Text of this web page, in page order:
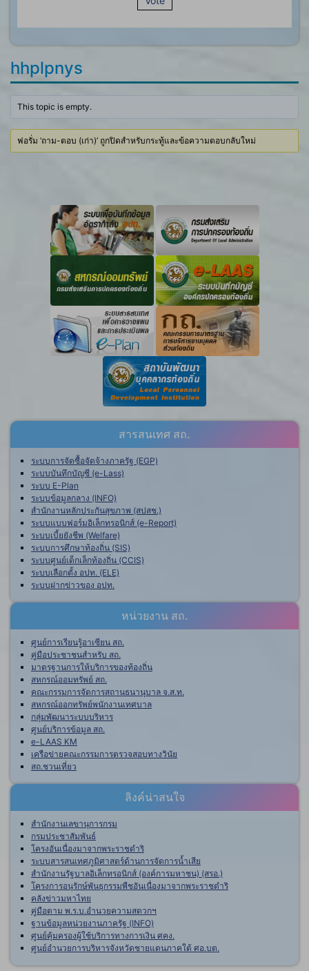
hhplpnys
This topic is empty.
ฟอรั่ม ‘ถาม-ตอบ (เก่า)’ ถูกปิดสำหรับกระทู้และข้อความตอบกลับใหม่
สารสนเทศ สถ.
ระบบการจัดซื้อจัดจ้างภาครัฐ (EGP)
ระบบบันทึกบัญชี (e-Lass)
ระบบ E-Plan
ระบบข้อมูลกลาง (INFO)
สำนักงานหลักประกันสุขภาพ (สปสช.)
ระบบแบบฟอร์มอิเล็กทรอนิกส์ (e-Report)
ระบบเบี้ยยังชีพ (Welfare)
ระบบการศึกษาท้องถิ่น (SIS)
ระบบศูนย์เด็กเล็กท้องถิ่น (CCIS)
ระบบเลือกตั้ง อปท. (ELE)
ระบบฝากข่าวของ อปท.
หน่วยงาน สถ.
ศูนย์การเรียนรู้อาเซียน สถ.
คู่มือประชาชนสำหรับ สถ.
มาตรฐานการให้บริการของท้องถิ่น
สหกรณ์ออมทรัพย์ สถ.
คณะกรรมการจัดการสถานธนานุบาล จ.ส.ท.
สหกรณ์ออกทรัพย์พนักงานเทศบาล
กลุ่มพัฒนาระบบบริหาร
ศูนย์บริการข้อมูล สถ.
e-LAAS KM
เครือข่ายคณะกรรมการตรวจสอบทางวินัย
สถ.ชวนเที่ยว
ลิงค์น่าสนใจ
สำนักงานเลขานุการกรม
กรมประชาสัมพันธ์
โครงอันเนื่องมาจากพระราชดำริ
ระบบสารสนเทศภูมิศาสตร์ด้านการจัดการน้ำเสีย
สำนักงานรัฐบาลอิเล็กทรอนิกส์ (องค์การมหาชน) (สรอ.)
โครงการอนุรักษ์พันธุกรรมพืชอันเนื่องมาจากพระราชดำริ
คลังข่าวมหาไทย
คู่มือตาม พ.ร.บ.อำนวยความสดวกฯ
ฐานข้อมูลหน่วยงานภาครัฐ (INFO)
ศูนย์คุ้มครองผู้ใช้บริการทางการเงิน ศคง.
ศูนย์อำนวยการบริหารจังหวัดชายแดนภาคใต้ ศอ.บต.